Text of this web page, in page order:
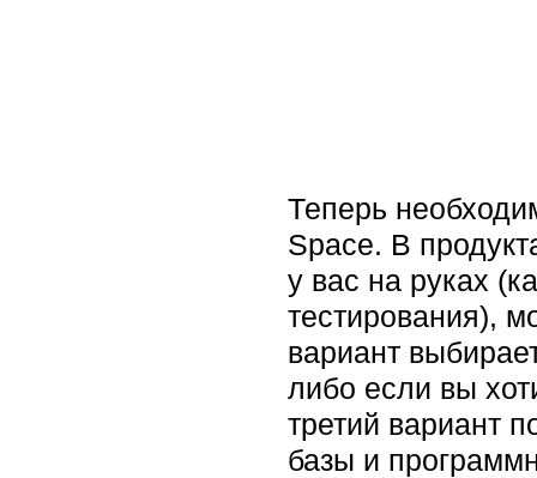
Теперь
Space. В
у вас на руках
тестирования),
вариант
либо если вы
третий вариант
базы и